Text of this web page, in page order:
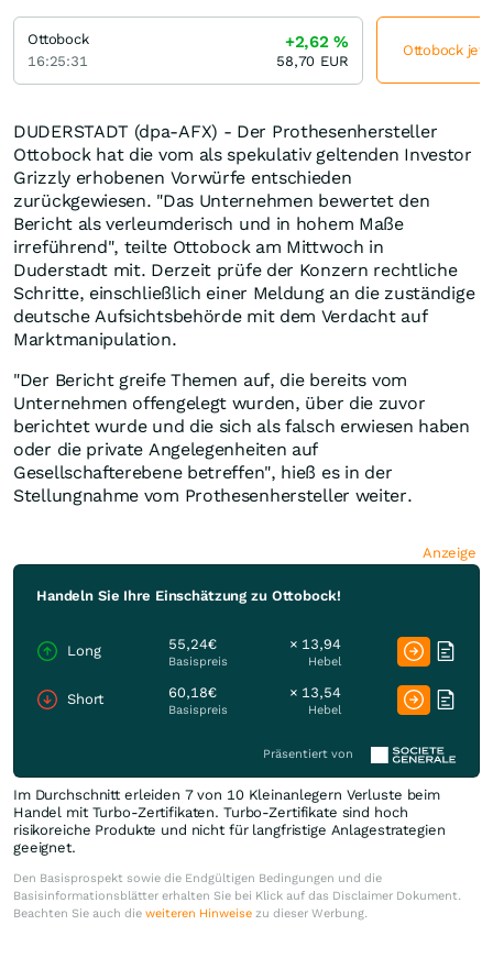
DUDERSTADT (dpa-AFX) - Der Prothesenhersteller
Ottobock hat die vom als spekulativ geltenden Investor
Grizzly erhobenen Vorwürfe entschieden
zurückgewiesen. "Das Unternehmen bewertet den
Bericht als verleumderisch und in hohem Maße
irreführend", teilte Ottobock am Mittwoch in
Duderstadt mit. Derzeit prüfe der Konzern rechtliche
Schritte, einschließlich einer Meldung an die zuständige
deutsche Aufsichtsbehörde mit dem Verdacht auf
Marktmanipulation.
"Der Bericht greife Themen auf, die bereits vom
Unternehmen offengelegt wurden, über die zuvor
berichtet wurde und die sich als falsch erwiesen haben
oder die private Angelegenheiten auf
Gesellschafterebene betreffen", hieß es in der
Stellungnahme vom Prothesenhersteller weiter.
Anzeige
Handeln Sie Ihre Einschätzung zu Ottobock!
Long 55,24€
Basispreis
× 13,94
Hebel
Short 60,18€
Basispreis
× 13,54
Hebel
Präsentiert von
Im Durchschnitt erleiden 7 von 10 Kleinanlegern Verluste beim
Handel mit Turbo-Zertifikaten. Turbo-Zertifikate sind hoch
risikoreiche Produkte und nicht für langfristige Anlagestrategien
geeignet.
Den Basisprospekt sowie die Endgültigen Bedingungen und die
Basisinformationsblätter erhalten Sie bei Klick auf das Disclaimer Dokument.
Beachten Sie auch die weiteren Hinweise zu dieser Werbung.
Ottobock
16:25:31
+2,62%
58,70 EUR
Ottobock